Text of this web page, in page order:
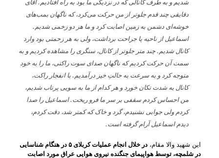
شدیم و به طرف کانالی که در نزدیکی ما بود به راه افتادیم. آقای
دقایقی چند قدم جلوتر از من حرکت می‌کرد، که ناگهان بمب‌های
خوشه‌ای دشمن به زمین اصابت کرد و ما هر دو زخمی شدیم.
اسماعیل از ناحیه پا جراحت برداشت، ولی به هر زحمتی بود وارد
کانال شدیم. چند متر جلوتر از کانال، سنگری را مشاهده کردیم و به
سمت آن حرکت کردیم که ناگهان صدای سوت راکتی، ما را به خود
متوجه کرد و به سرعت به حالتِ خیز درآمدیم. با انفجار راکت،
کانال به شدت تکان خورد و هر کدام از ما به سویی پرتاب شدیم،
من احساس کردم سقفی بر سر ما فرو ریخت. اسماعیل را صدا
کردم ولی جوابی نشنیدم، گرد و خاک که کمتر شد، دقت کردم،
دیدم اسماعیل آرام گرفته‌ است.
این شهید والا مقام،
در خلال انجام عملیات کربلای ۵ در هنگام شناسایی
در شلمچه، توسط هواپیمای جنگنده نیروی هوایی عراق مورد اصابت